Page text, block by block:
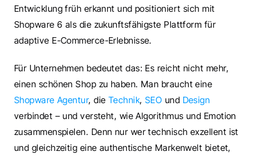
Entwicklung früh erkannt und positioniert sich mit
Shopware 6 als die zukunftsfähigste Plattform für
adaptive E-Commerce-Erlebnisse.
Für Unternehmen bedeutet das: Es reicht nicht mehr,
Shopware Agentur, die Technik, SEO und Design
verbindet – und versteht, wie Algorithmus und Emotion
zusammenspielen. Denn nur wer technisch exzellent ist
und gleichzeitig eine authentische Markenwelt bietet,